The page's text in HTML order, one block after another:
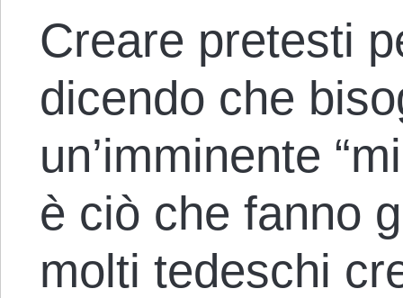
Creare pretesti
dicendo che
un’imminente
è ciò che fanno
molti tedeschi